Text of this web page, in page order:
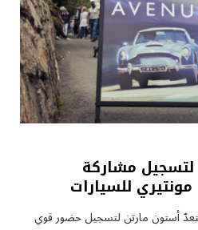
مشاركة
للسيارات
10 أغسطس 2026 تستعدّ أستون مارتن لتسجيل حضور قوي